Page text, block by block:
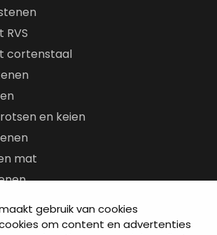
gebruik van cookies
om content en advertenties
cortenstaal
en keien
mat